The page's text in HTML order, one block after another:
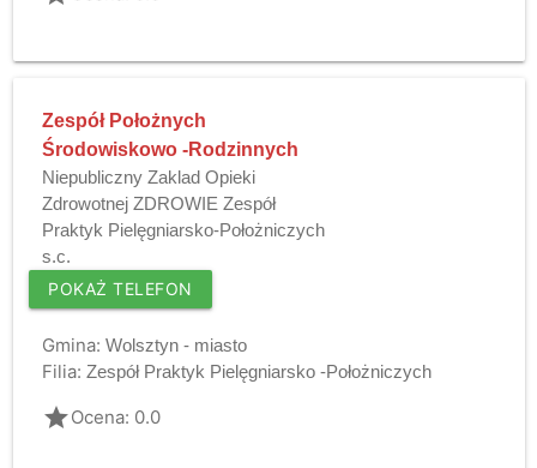
Zespół Położnych
Środowiskowo -Rodzinnych
Niepubliczny Zaklad Opieki
Zdrowotnej ZDROWIE Zespół
Praktyk Pielęgniarsko-Położniczych
s.c.
POKAŻ TELEFON
Gmina: Wolsztyn - miasto
Filia: Zespół Praktyk Pielęgniarsko -Położniczych
gradeOcena: 0.0